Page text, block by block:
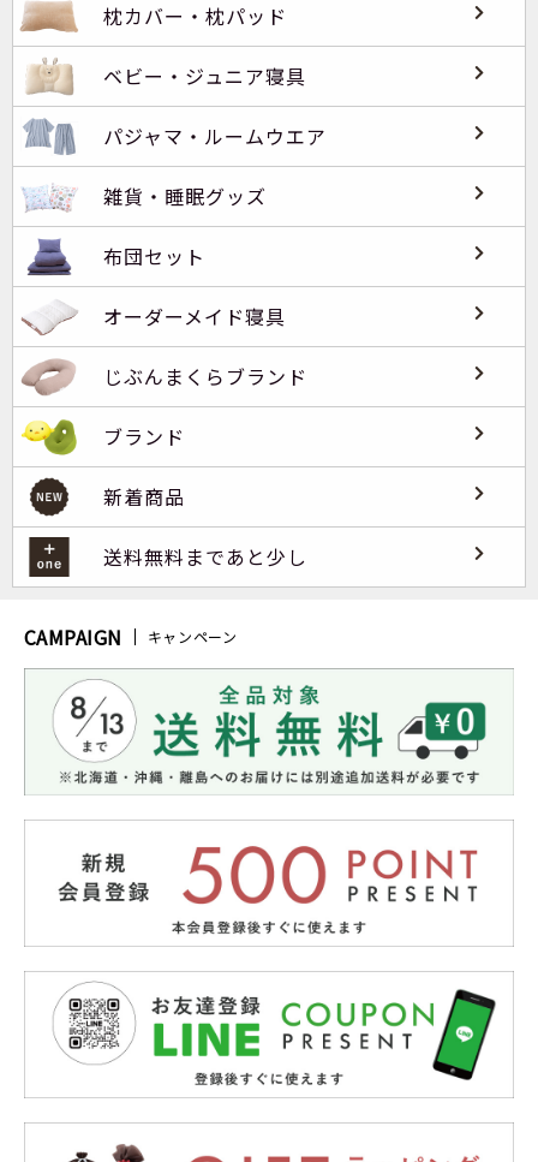
枕カバー・枕パッド
ベビー・ジュニア寝具
パジャマ・ルームウエア
雑貨・睡眠グッズ
布団セット
オーダーメイド寝具
じぶんまくらブランド
ブランド
新着商品
送料無料まであと少し
CAMPAIGN キャンペーン